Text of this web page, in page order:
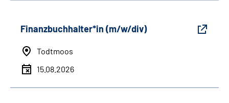
Finanzbuchhalter*in (m/w/div)
Todtmoos
15.08.2026